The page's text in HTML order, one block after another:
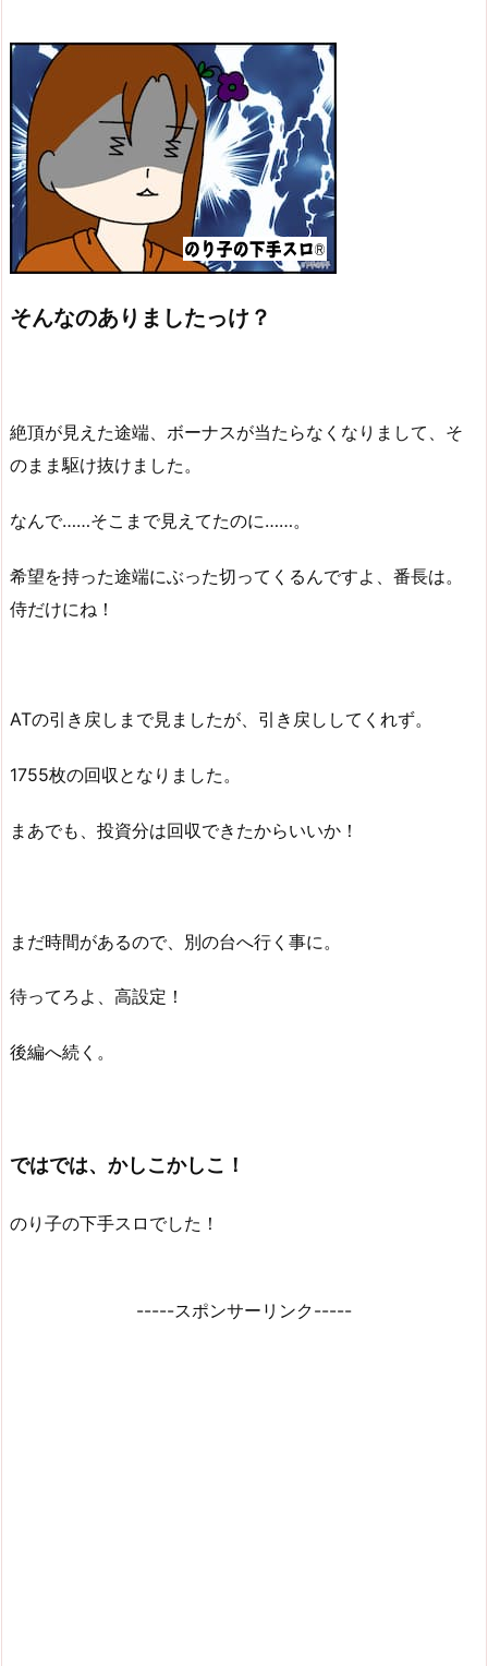
そんなのありましたっけ？
絶頂が見えた途端、ボーナスが当たらなくなりまして、そ
のまま駆け抜けました。
なんで……そこまで見えてたのに……。
希望を持った途端にぶった切ってくるんですよ、番長は。
侍だけにね！
ATの引き戻しまで見ましたが、引き戻ししてくれず。
1755枚の回収となりました。
まあでも、投資分は回収できたからいいか！
まだ時間があるので、別の台へ行く事に。
待ってろよ、高設定！
後編へ続く。
ではでは、かしこかしこ！
のり子の下手スロでした！
-----スポンサーリンク-----